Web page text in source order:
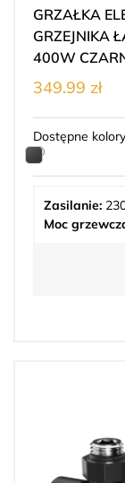
GRZAŁKA
GRZEJNIKA
400W
349.99 zł
Dostępne
Zasilanie:
Moc